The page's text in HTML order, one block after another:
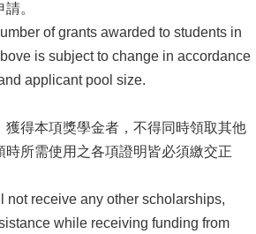
。
of grants awarded to students in
is subject to change in accordance
applicant pool size.
得本項獎學金者，不得同時領取其他
時所需使用之各項證明皆必須繳交正
receive any other scholarships,
while receiving funding from